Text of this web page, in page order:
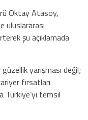
Oktay Atasoy,
uluslararası
şu açıklamada
yarışması değil;
fırsatları
Türkiye’yi temsil